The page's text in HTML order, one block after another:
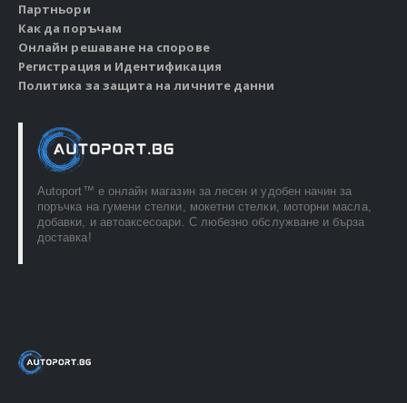
Партньори
Как да поръчам
Онлайн решаване на спорове
Регистрация и Идентификация
Политика за защита на личните данни
Autoport™ e онлайн магазин за лесен и удобен начин за
поръчка на гумени стелки, мокетни стелки, моторни масла,
добавки, и автоаксесоари. С любезно обслужване и бърза
доставка!